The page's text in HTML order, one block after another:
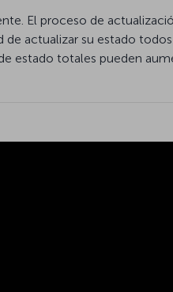
El proceso de
actualizar su estado
estado totales pueden